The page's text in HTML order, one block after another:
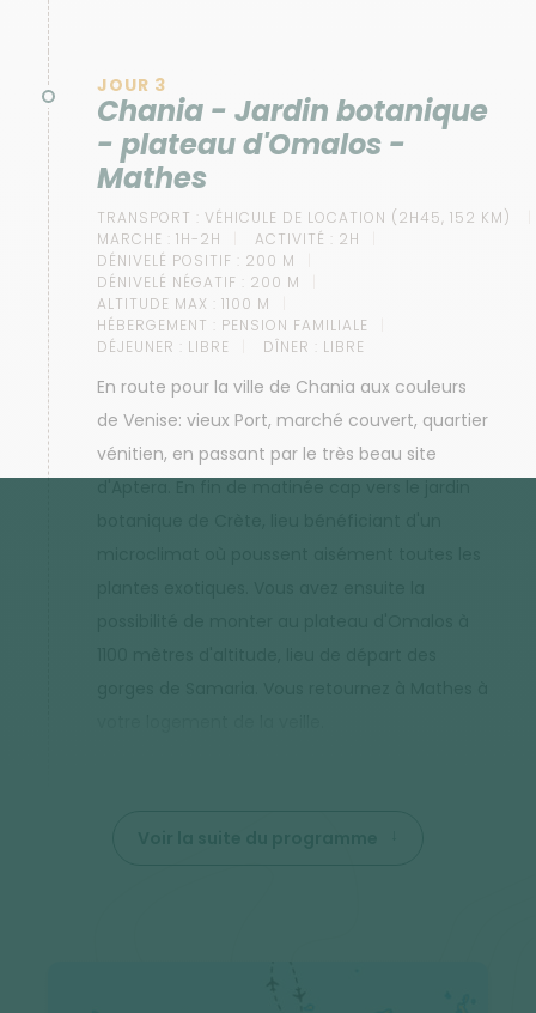
JOUR 3
Chania - Jardin botanique
- plateau d'Omalos -
Mathes
TRANSPORT : VÉHICULE DE LOCATION (2H45, 152 KM)
MARCHE : 1H-2H ACTIVITÉ : 2H
DÉNIVELÉ POSITIF : 200 M
DÉNIVELÉ NÉGATIF : 200 M
ALTITUDE MAX : 1100 M
HÉBERGEMENT : PENSION FAMILIALE
DÉJEUNER : LIBRE DÎNER : LIBRE
En route pour la ville de Chania aux couleurs
de Venise: vieux Port, marché couvert, quartier
vénitien, en passant par le très beau site